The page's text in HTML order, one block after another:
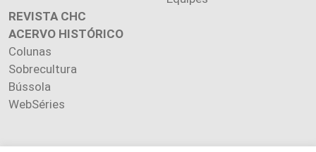
REVISTA CHC
ACERVO HISTÓRICO
Colunas
Sobrecultura
Bússola
WebSéries